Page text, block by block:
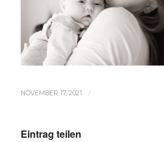
NOVEMBER 17, 2021 /
Eintrag teilen